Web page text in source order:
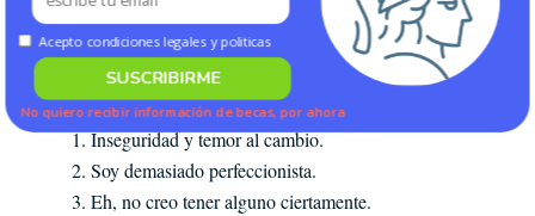
8° Pregunta del Test ¿Estudiar un MBA online
¿Cuál es tu principal debilidad?
Inseguridad y temor al cambio.
Soy demasiado perfeccionista.
Eh, no creo tener alguno ciertamente.
SUSCRIBIRME
No quiero recibir información de becas, por ahora
Acepto condiciones legales y politicas